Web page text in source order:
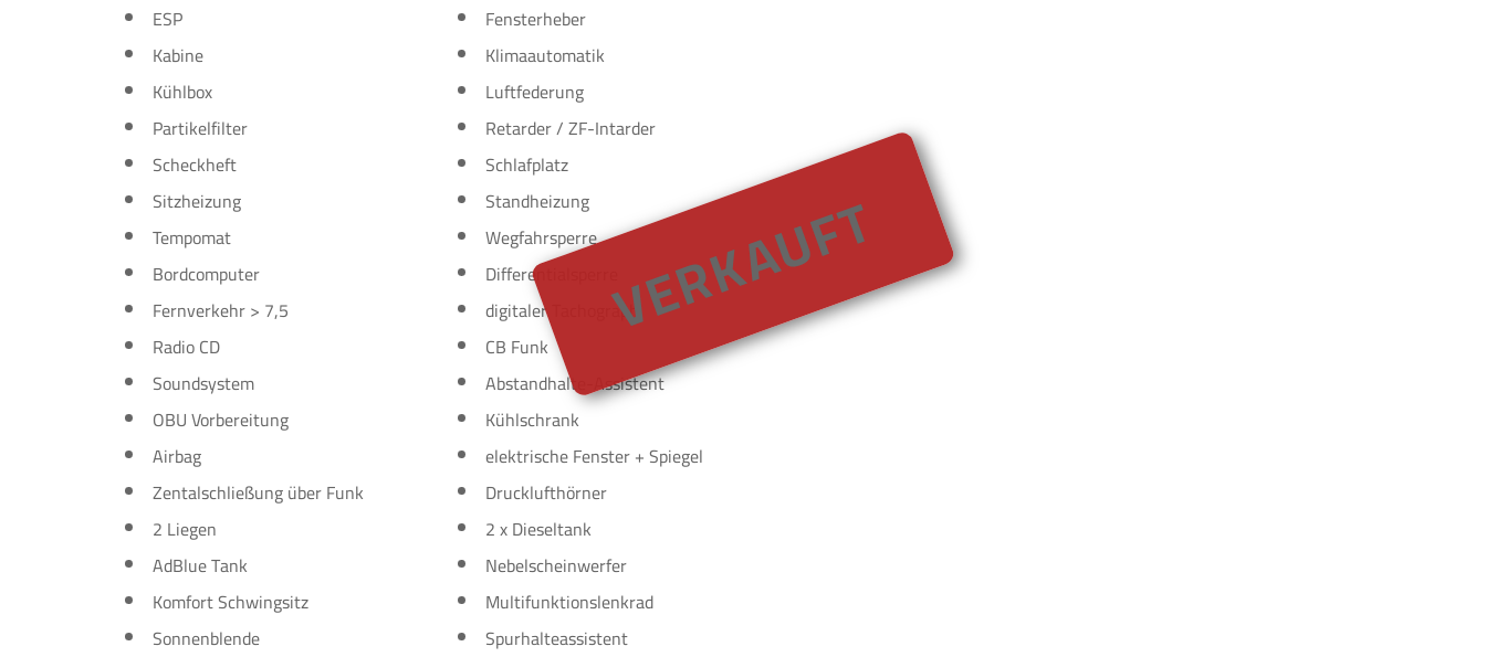
VERKAUFT
ESP
Fensterheber
Kabine
Klimaautomatik
Kühlbox
Luftfederung
Partikelfilter
Retarder / ZF-Intarder
Scheckheft
Schlafplatz
Sitzheizung
Standheizung
Tempomat
Wegfahrsperre
Bordcomputer
Differentialsperre
Fernverkehr > 7,5
digitaler Tachograph
Radio CD
CB Funk
Soundsystem
Abstandhalte-Assistent
OBU Vorbereitung
Kühlschrank
Airbag
elektrische Fenster + Spiegel
Zentalschließung über Funk
Drucklufthörner
2 Liegen
2 x Dieseltank
AdBlue Tank
Nebelscheinwerfer
Komfort Schwingsitz
Multifunktionslenkrad
Sonnenblende
Spurhalteassistent